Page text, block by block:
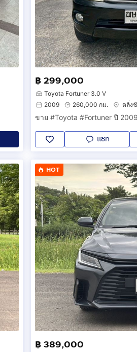
฿ 299,000
Toyota Fortuner 3.0 V
2009
260,000 กม. ตลิ่ง
ขาย #Toyota #Fortuner ปี
แชท
HOT
฿ 389,000